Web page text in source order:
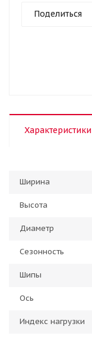
Поделиться
Характеристики
Ширина
Высота
Диаметр
Сезонность
Шипы
Ось
Индекс нагрузки